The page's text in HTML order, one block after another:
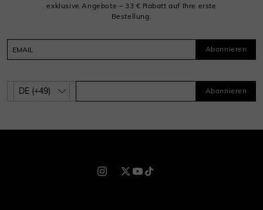
exklusive Angebote – 33 € Rabatt auf Ihre erste
Bestellung.
Abonnieren
Abonnieren